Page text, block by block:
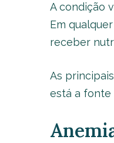
A condição
Em
receber
As
está a fonte